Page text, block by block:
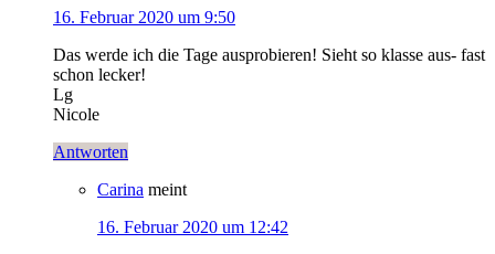
16. Februar 2020 um 9:50
Das werde ich die Tage ausprobieren! Sieht so klasse aus- fast
schon lecker!
Lg
Nicole
Antworten
Carina meint
16. Februar 2020 um 12:42